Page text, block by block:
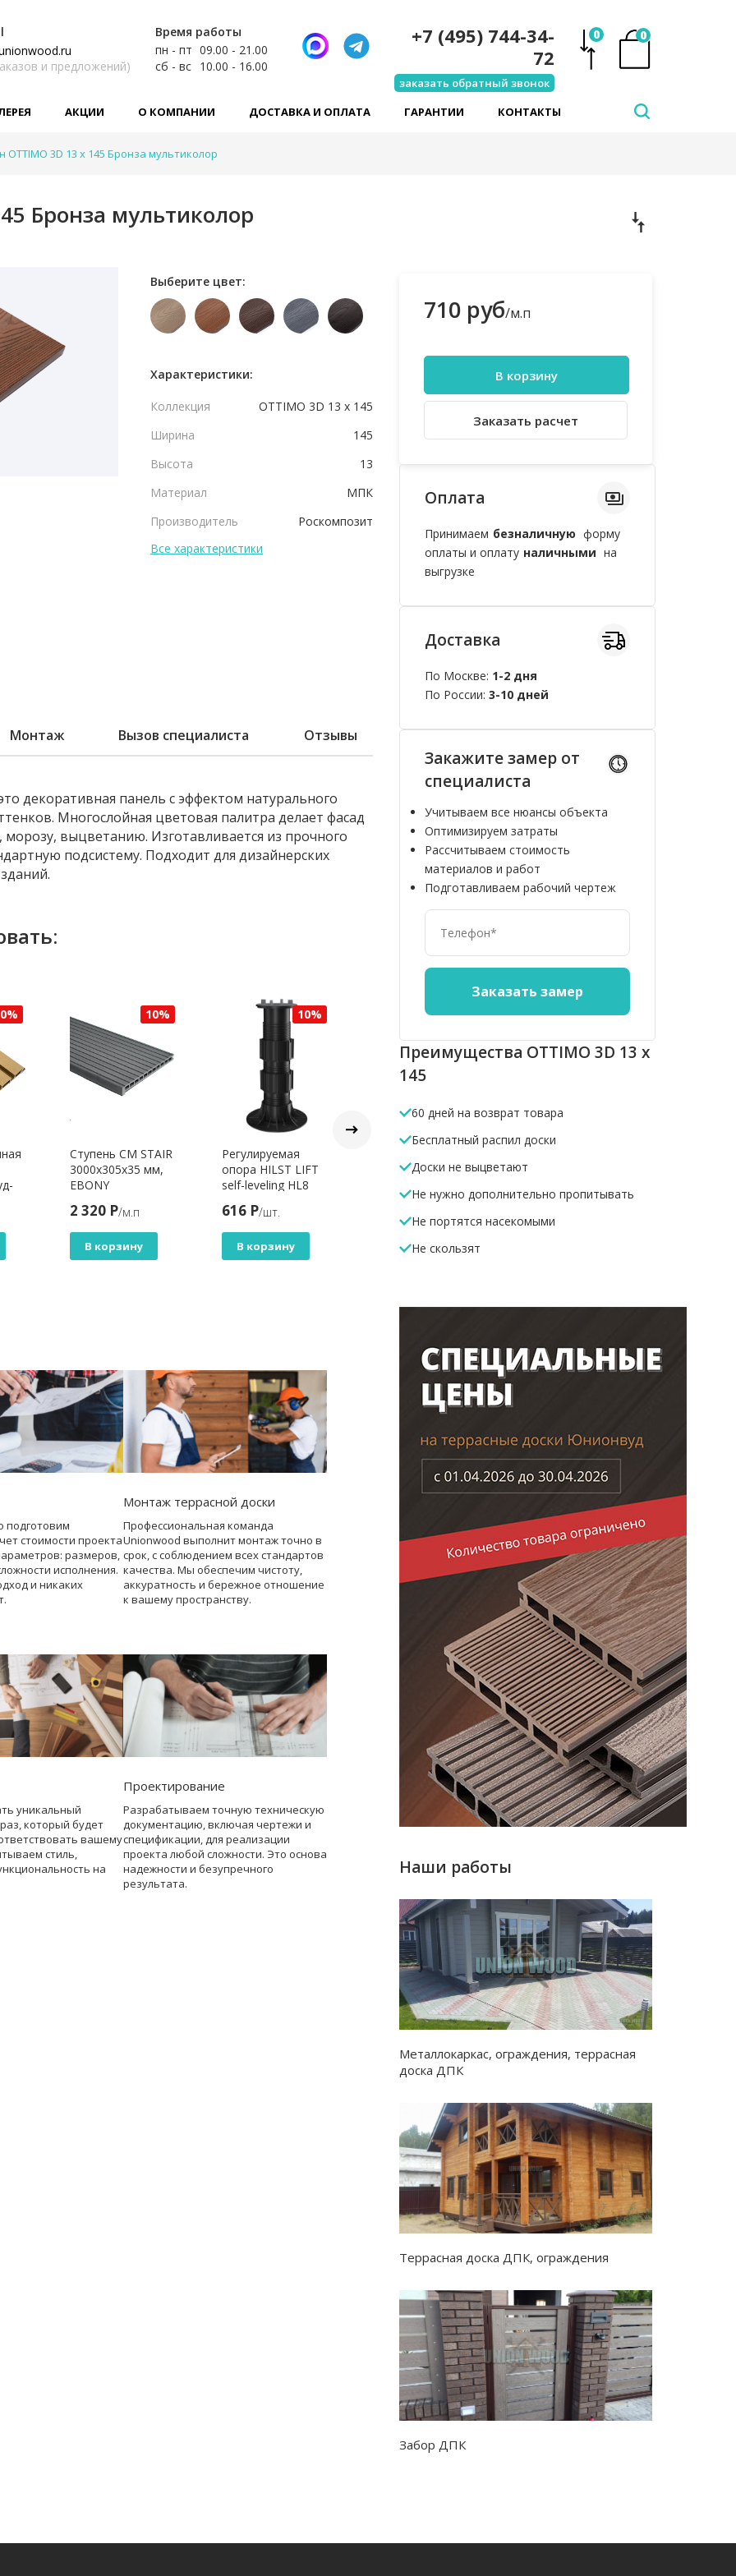
0
0
+7 (495) 744-34-
72
заказать обратный звонок
Время работы
пн - пт 09.00 - 21.00
сб - вс 10.00 - 16.00
и предложений)
АКЦИИ О КОМПАНИИ ДОСТАВКА И ОПЛАТА ГАРАНТИИ КОНТАКТЫ
OTTIMO 3D 13 х 145 Бронза мультиколор
Бронза мультиколор
Выберите цвет:
Характеристики:
Коллекция
OTTIMO 3D 13 х 145
Ширина
145
Высота
13
Материал
МПК
Производитель
Роскомпозит
Все характеристики
Монтаж Вызов специалиста Отзывы
декоративная панель с эффектом натурального
Многослойная цветовая палитра делает фасад
выцветанию. Изготавливается из прочного
подсистему. Подходит для дизайнерских
10%
Ступень CM STAIR
3000x305x35 мм,
EBONY
2 320 Р/м.п
В корзину
10%
Регулируемая
опора HILST LIFT
self-leveling HL8
616 Р/шт.
В корзину
10%
ДПК Woodvex К1
В корзину
10%
ТЕРРАПОЛ
217
подготовим
стоимости проекта
размеров,
исполнения.
и никаких
Монтаж террасной доски
Профессиональная команда
Unionwood выполнит монтаж точно в
срок, с соблюдением всех стандартов
качества. Мы обеспечим чистоту,
аккуратность и бережное отношение
к вашему пространству.
уникальный
который будет
вашему
стиль,
на
Проектирование
Разрабатываем точную техническую
документацию, включая чертежи и
спецификации, для реализации
проекта любой сложности. Это основа
надежности и безупречного
результата.
710 руб/м.п
В корзину
Заказать расчет
Оплата
Принимаем безналичную форму
оплаты и оплату наличными на
выгрузке
Доставка
По Москве: 1-2 дня
По России: 3-10 дней
Закажите замер от
специалиста
Учитываем все нюансы объекта
Оптимизируем затраты
Рассчитываем стоимость
материалов и работ
Подготавливаем рабочий чертеж
Преимущества OTTIMO 3D 13 х
145
60 дней на возврат товара
Бесплатный распил доски
Доски не выцветают
Не нужно дополнительно пропитывать
Не портятся насекомыми
Не скользят
Наши работы
Металлокаркас, ограждения, террасная
доска ДПК
Террасная доска ДПК, ограждения
Забор ДПК